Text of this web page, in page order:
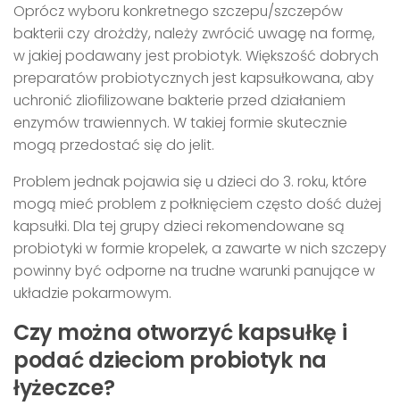
Oprócz wyboru konkretnego szczepu/szczepów
bakterii czy drożdży, należy zwrócić uwagę na formę,
w jakiej podawany jest probiotyk. Większość dobrych
preparatów probiotycznych jest kapsułkowana, aby
uchronić zliofilizowane bakterie przed działaniem
enzymów trawiennych. W takiej formie skutecznie
mogą przedostać się do jelit.
Problem jednak pojawia się u dzieci do 3. roku, które
mogą mieć problem z połknięciem często dość dużej
kapsułki. Dla tej grupy dzieci rekomendowane są
probiotyki w formie kropelek, a zawarte w nich szczepy
powinny być odporne na trudne warunki panujące w
układzie pokarmowym.
Czy można otworzyć kapsułkę i
podać dzieciom probiotyk na
łyżeczce?